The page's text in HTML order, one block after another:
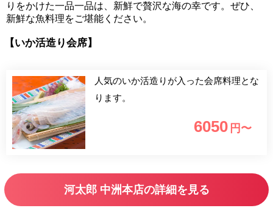
りをかけた一品一品は、新鮮で贅沢な海の幸です。ぜひ、
新鮮な魚料理をご堪能ください。
【いか活造り会席】
人気のいか活造りが入った会席料理とな
ります。
6050 円〜
河太郎 中洲本店の詳細を見る